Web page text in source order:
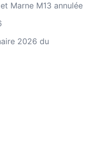
Marne M13 annulée
2026 du